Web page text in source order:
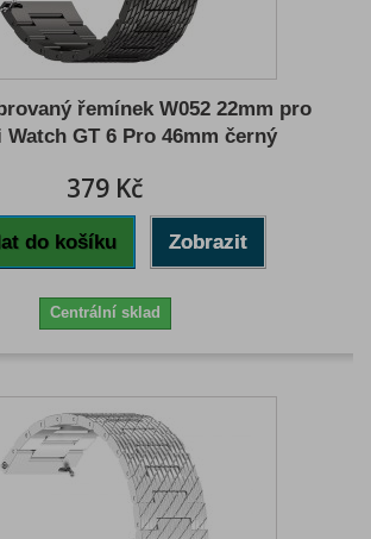
řemínek W052 22mm pro
Watch GT 6 Pro 46mm černý
379 Kč
do košíku Zobrazit
Centrální sklad